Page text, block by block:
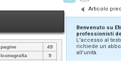
pagine
49
Iconografia
9
Articolo
Benvenuto su
professionisti
L'accesso al
richiede un
all'unità.